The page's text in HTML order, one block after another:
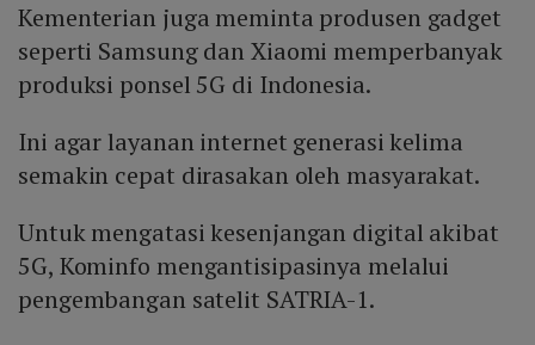
Kementerian juga meminta produsen gadget
seperti Samsung dan Xiaomi memperbanyak
produksi ponsel 5G di Indonesia.
Ini agar layanan internet generasi kelima
semakin cepat dirasakan oleh masyarakat.
Untuk mengatasi kesenjangan digital akibat
5G, Kominfo mengantisipasinya melalui
pengembangan satelit SATRIA-1.